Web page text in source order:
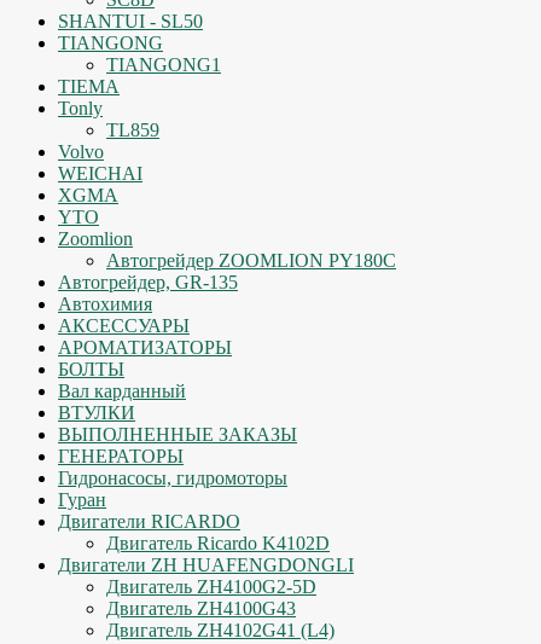
SHANTUI - SL50
TIANGONG
TIANGONG1
TIEMA
Tonly
TL859
Volvo
WEICHAI
XGMA
YTO
Zoomlion
Автогрейдер ZOOMLION PY180C
Автогрейдер, GR-135
Автохимия
АКСЕССУАРЫ
АРОМАТИЗАТОРЫ
БОЛТЫ
Вал карданный
ВТУЛКИ
ВЫПОЛНЕННЫЕ ЗАКАЗЫ
ГЕНЕРАТОРЫ
Гидронасосы, гидромоторы
Гуран
Двигатели RICARDO
Двигатель Ricardo K4102D
Двигатели ZH HUAFENGDONGLI
Двигатель ZH4100G2-5D
Двигатель ZH4100G43
Двигатель ZH4102G41 (L4)